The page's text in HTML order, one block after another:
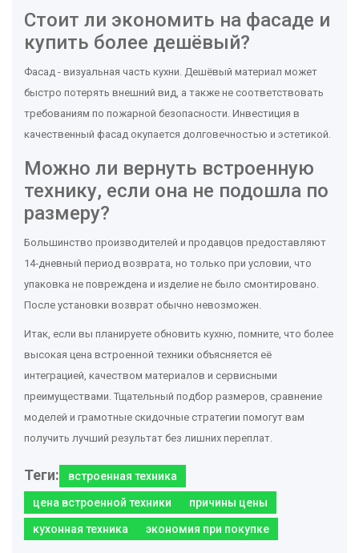
Стоит ли экономить на фасаде и
купить более дешёвый?
Фасад - визуальная часть кухни. Дешёвый материал может
быстро потерять внешний вид, а также не соответствовать
требованиям по пожарной безопасности. Инвестиция в
качественный фасад окупается долговечностью и эстетикой.
Можно ли вернуть встроенную
технику, если она не подошла по
размеру?
Большинство производителей и продавцов предоставляют
14‑дневный период возврата, но только при условии, что
упаковка не повреждена и изделие не было смонтировано.
После установки возврат обычно невозможен.
Итак, если вы планируете обновить кухню, помните, что более
высокая цена встроенной техники объясняется её
интеграцией, качеством материалов и сервисными
преимуществами. Тщательный подбор размеров, сравнение
моделей и грамотные скидочные стратегии помогут вам
получить лучший результат без лишних переплат.
Теги: встроенная техника
цена встроенной техники причины цены
кухонная техника экономия при покупке